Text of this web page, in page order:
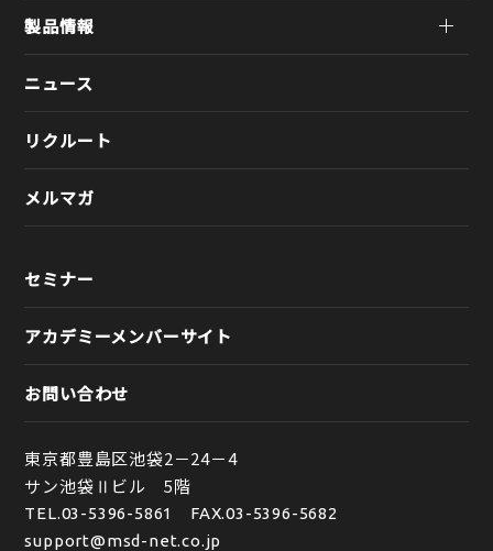
製品情報
ニュース
リクルート
メルマガ
セミナー
アカデミーメンバーサイト
お問い合わせ
東京都豊島区池袋2－24－4
サン池袋Ⅱビル 5階
TEL.03-5396-5861
FAX.03-5396-5682
support@msd-net.co.jp